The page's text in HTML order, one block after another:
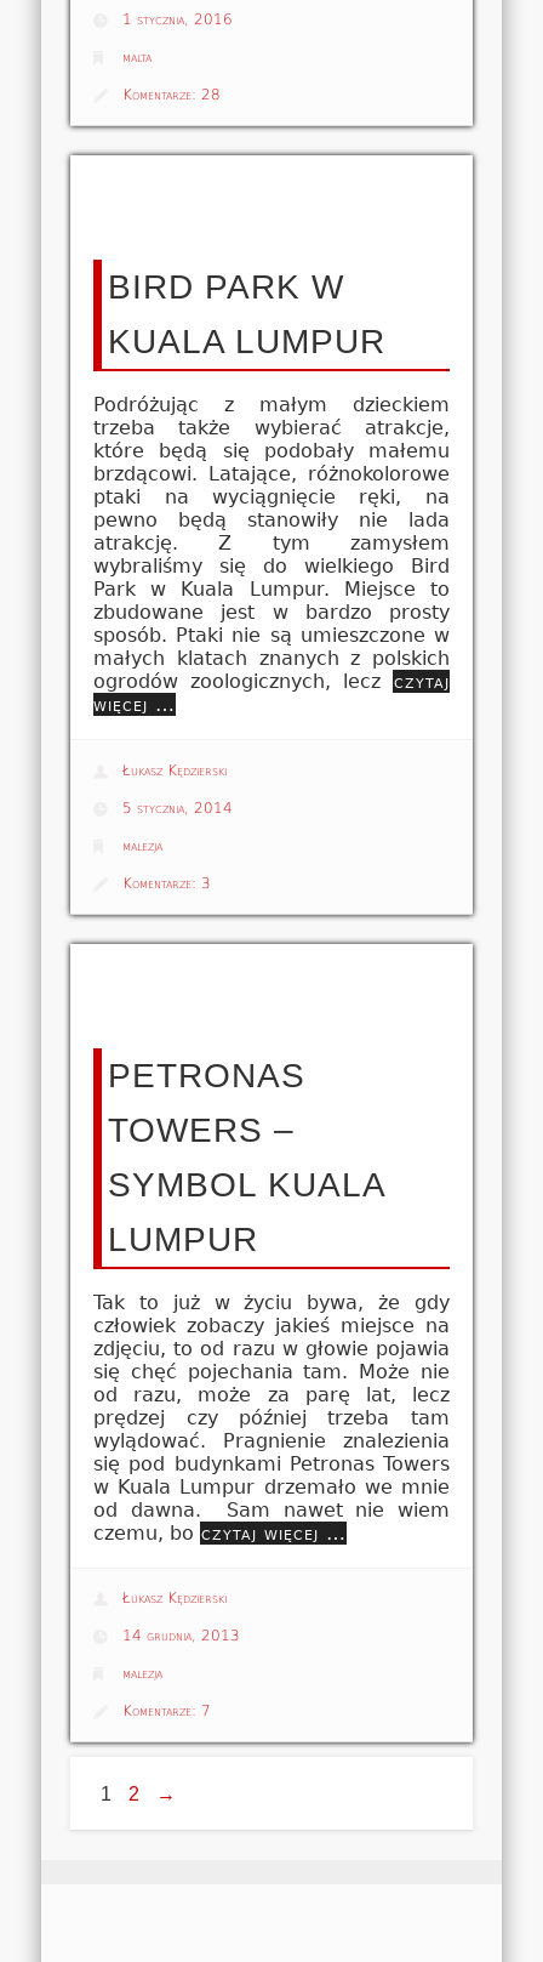
1 stycznia, 2016
malta
Komentarze:28
BIRD PARK W
KUALA LUMPUR
Podróżując z małym dzieckiem
trzeba także wybierać atrakcje,
które będą się podobały małemu
brzdącowi. Latające, różnokolorowe
ptaki na wyciągnięcie ręki, na
pewno będą stanowiły nie lada
atrakcję. Z tym zamysłem
wybraliśmy się do wielkiego Bird
Park w Kuala Lumpur. Miejsce to
zbudowane jest w bardzo prosty
sposób. Ptaki nie są umieszczone w
małych klatach znanych z polskich
ogrodów zoologicznych, lecz czytaj
więcej …
Łukasz Kędzierski
5 stycznia, 2014
malezja
Komentarze: 3
PETRONAS
TOWERS –
SYMBOL KUALA
LUMPUR
Tak to już w życiu bywa, że gdy
człowiek zobaczy jakieś miejsce na
zdjęciu, to od razu w głowie pojawia
się chęć pojechania tam. Może nie
od razu, może za parę lat, lecz
prędzej czy później trzeba tam
wylądować. Pragnienie znalezienia
się pod budynkami Petronas Towers
w Kuala Lumpur drzemało we mnie
od dawna. Sam nawet nie wiem
czemu, bo czytaj więcej …
Łukasz Kędzierski
14 grudnia, 2013
malezja
Komentarze: 7
1 2 →